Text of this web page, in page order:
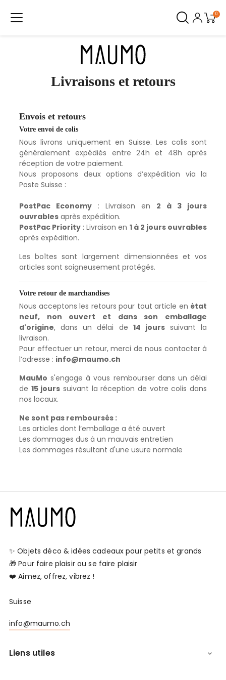
0
Livraisons et retours
Envois et retours
Votre envoi de colis
Nous livrons uniquement en Suisse. Les colis sont
généralement expédiés entre 24h et 48h après
réception de votre paiement.
Nous proposons deux options d’expédition via la
Poste Suisse :
PostPac Economy : Livraison en 2 à 3 jours
ouvrables après expédition.
PostPac Priority : Livraison en 1 à 2 jours ouvrables
après expédition.
Les boîtes sont largement dimensionnées et vos
articles sont soigneusement protégés.
Votre retour de marchandises
Nous acceptons les retours pour tout article en état
neuf, non ouvert et dans son emballage
d'origine, dans un délai de 14 jourssuivant la
livraison.
Pour effectuer un retour, merci de nous contacter à
l’adresse : info@maumo.ch
MauMo s'engage à vous rembourser dans un délai
de 15 jours suivant la réception de votre colis dans
nos locaux.
Ne sont pas remboursés :
Les articles dont l’emballage a été ouvert
Les dommages dus à un mauvais entretien
Les dommages résultant d'une usure normale
✨ Objets déco & idées cadeaux pour petits et grands
🎁 Pour faire plaisir ou se faire plaisir
❤️ Aimez, offrez, vibrez !
Suisse
info@maumo.ch
Liens utiles 